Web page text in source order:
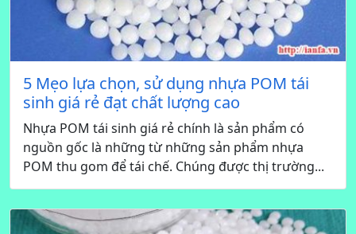
5 Mẹo lựa chọn, sử dụng nhựa POM tái
sinh giá rẻ đạt chất lượng cao
Nhựa POM tái sinh giá rẻ chính là sản phẩm có
nguồn gốc là những từ những sản phẩm nhựa
POM thu gom để tái chế. Chúng được thị trường...